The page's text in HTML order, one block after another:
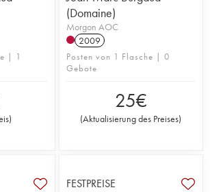
| 1
)
(Domaine)
Morgon AOC
2009
Posten von 1 Flasche | 0
Gebote
25€
(Aktualisierung des Preises)
FESTPREISE